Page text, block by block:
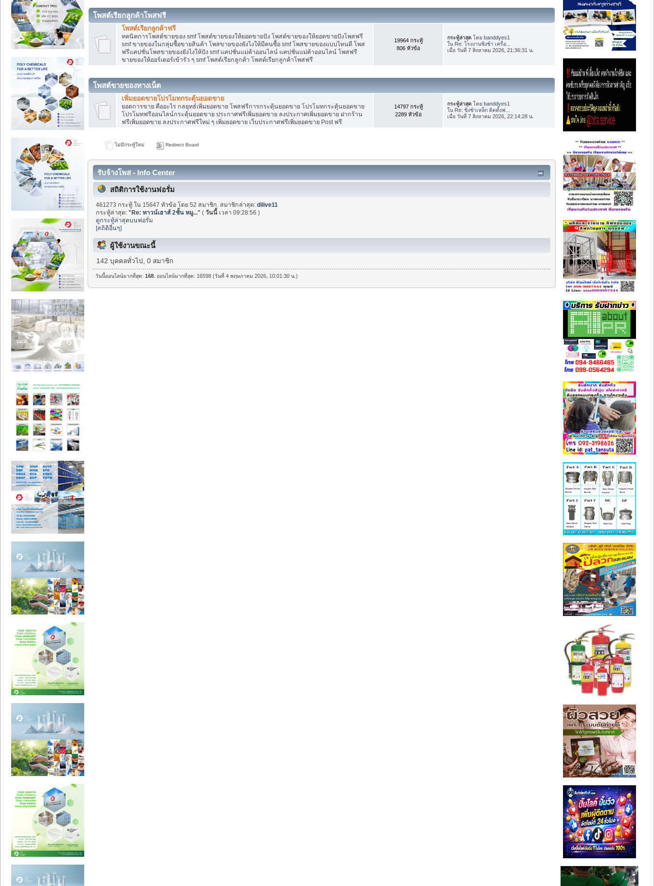
โพสต์เรียกลูกค้าโพสฟรี
โพสต์เรียกลูกค้าฟรี
ทคนิคการโพสต์ขายของ smf โพสต์ขายของให้ยอดขายปัง โพสต์ขายของให้ยอดขายปังโพสฟรี
smf ขายของในกลุ่มซื้อขายสินค้า โพสขายของยังไงให้มีคนซื้อ smf โพสขายของแบบไหนดี โพส
ฟรีแคปชั่นโพสขายของยังไงให้ปัง smf แคปชั่นแม่ค้าออนไลน์ แคปชั่นแม่ค้าออนไลน์ โพสฟรี
ขายของให้ออร์เดอร์เข้ารัว ๆ smf โพสต์เรียกลูกค้า โพสต์เรียกลูกค้าโพสฟรี
19964 กระทู้
806 หัวข้อ
กระทู้ล่าสุด โดยbanddyes1
ใน Re: โรงงานชิงช้า เครื่อ...
เมื่อ วันที่ 7 สิงหาคม 2026, 21:36:31 น.
โพสต์ขายของทางเน็ต
เพิ่มยอดขายโปรโมทกระตุ้นยอดขาย
ยอดการขาย คืออะไร กลยุทธ์เพิ่มยอดขาย โพสฟรีการกระตุ้นยอดขาย โปรโมทกระตุ้นยอดขาย
โปรโมทฟรีออนไลน์กระตุ้นยอดขาย ประกาศฟรีเพิ่มยอดขาย ลงประกาศเพิ่มยอดขาย ฝากร้าน
ฟรีเพิ่มยอดขาย ลงประกาศฟรีใหม่ ๆ เพิ่มยอดขาย เว็บประกาศฟรีเพิ่มยอดขาย Post ฟรี
14797 กระทู้
2289 หัวข้อ
กระทู้ล่าสุด โดยbanddyes1
ใน Re: ชิงช้าเหล็ก ติดตั้งฟ...
เมื่อ วันที่ 7 สิงหาคม 2026, 22:14:28 น.
ไม่มีกระทู้ใหม่ Redirect Board
รับจ้างโพส - Info Center
สถิติการใช้งานฟอรั่ม
461273 กระทู้ ใน 15647 หัวข้อ โดย 52 สมาชิก. สมาชิกล่าสุด:dilive11
กระทู้ล่าสุด:"Re: ทาวน์เฮาส์ 2ชั้น หมู..." (วันนี้ เวลา 09:28:56 )
ดูกระทู้ล่าสุดบนฟอรั่ม
[สถิติอื่นๆ]
ผู้ใช้งานขณะนี้
142 บุคคลทั่วไป, 0 สมาชิก
วันนี้ออนไลน์มากที่สุด:168 . ออนไลน์มากที่สุด: 16598 (วันที่ 4 พฤษภาคม 2026, 10:01:30 น.)